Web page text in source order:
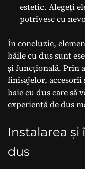
estetic. Alegeți
potrivesc cu
În concluzie,
băile cu dus sunt
și funcțională. Prin
finisajelor, accesorii
baie cu dus care să
experiență de dus
Instalarea
dus